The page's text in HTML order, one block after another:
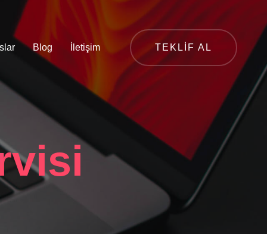
Blog İletişim TEKLIF AL